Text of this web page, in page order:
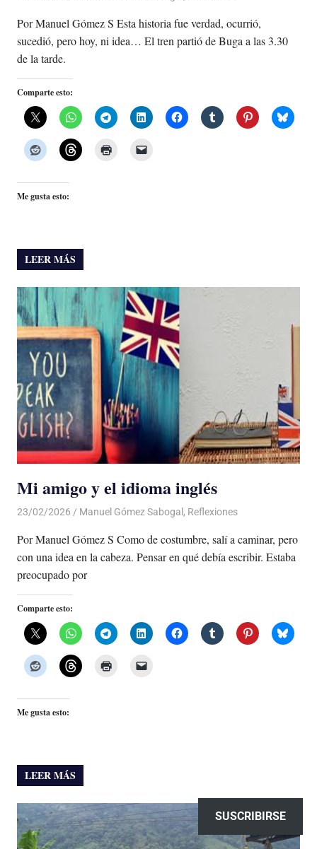
Por Manuel Gómez S Esta historia fue verdad, ocurrió,
sucedió, pero hoy, ni idea… El tren partió de Buga a las 3.30
de la tarde.
Comparte esto:
Me gusta esto:
LEER MÁS
Mi amigo y el idioma inglés
23/02/2026 De todo un Poco
Manuel Gómez Sabogal , Reflexiones
Por Manuel Gómez S Como de costumbre, salí a caminar, pero
con una idea en la cabeza. Pensar en qué debía escribir. Estaba
preocupado por
Comparte esto:
Me gusta esto:
LEER MÁS
SUSCRIBIRSE